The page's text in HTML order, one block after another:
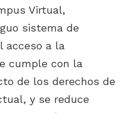
Virtual,
sistema de
acceso a la
cumple con la
de los derechos de
y se reduce